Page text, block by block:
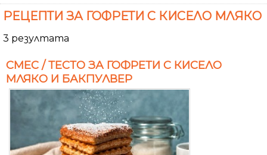
РЕЦЕПТИ ЗА ГОФРЕТИ С КИСЕЛО МЛЯКО
3 резултата
СМЕС / ТЕСТО ЗА ГОФРЕТИ С КИСЕЛО
МЛЯКО И БАКПУЛВЕР